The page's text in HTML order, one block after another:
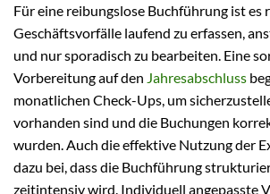
Für eine reibungslose Buchführung ist es
Geschäftsvorfälle laufend zu erfassen,
und nur sporadisch zu bearbeiten. Eine
Vorbereitung auf den Jahresabschluss
monatlichen Check-Ups, um
vorhanden sind und die Buchungen
wurden. Auch die effektive Nutzung der
dazu bei, dass die Buchführung
zeitintensiv wird. Individuell angepasste